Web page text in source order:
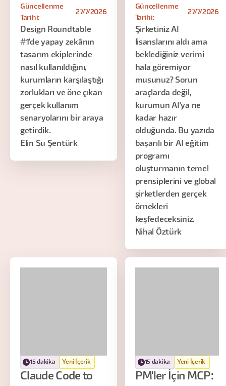
Güncellenme
Tarihi:
27/7/2026
Design Roundtable
#1'de yapay zekânın
tasarım ekiplerinde
nasıl kullanıldığını,
kurumların karşılaştığı
zorlukları ve öne çıkan
gerçek kullanım
senaryolarını bir araya
getirdik.
Elin Su Şentürk
Güncellenme
Tarihi:
27/7/2026
Şirketiniz AI
lisanslarını aldı ama
beklediğiniz verimi
hala göremiyor
musunuz? Sorun
araçlarda değil,
kurumun AI'ya ne
kadar hazır
olduğunda. Bu yazıda
başarılı bir AI eğitim
programı
oluşturmanın temel
prensiplerini ve global
şirketlerden gerçek
örnekleri
keşfedeceksiniz.
Nihal Öztürk
15 dakika Yeni İçerik
Claude Code to
15 dakika Yeni İçerik
PM'ler İçin MCP: